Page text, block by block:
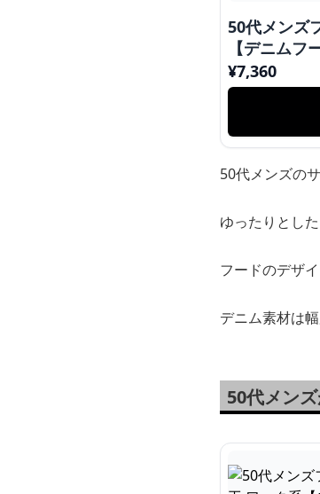
50代メンズ
【デニムフ
¥7,360
50代メンズの
ゆったりとし
フードのデザ
デニム素材は
50代メン